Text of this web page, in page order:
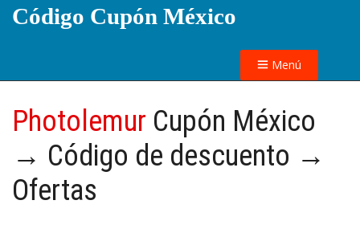
Código Cupón México
Menú
Photolemur Cupón México
→ Código de descuento →
Ofertas